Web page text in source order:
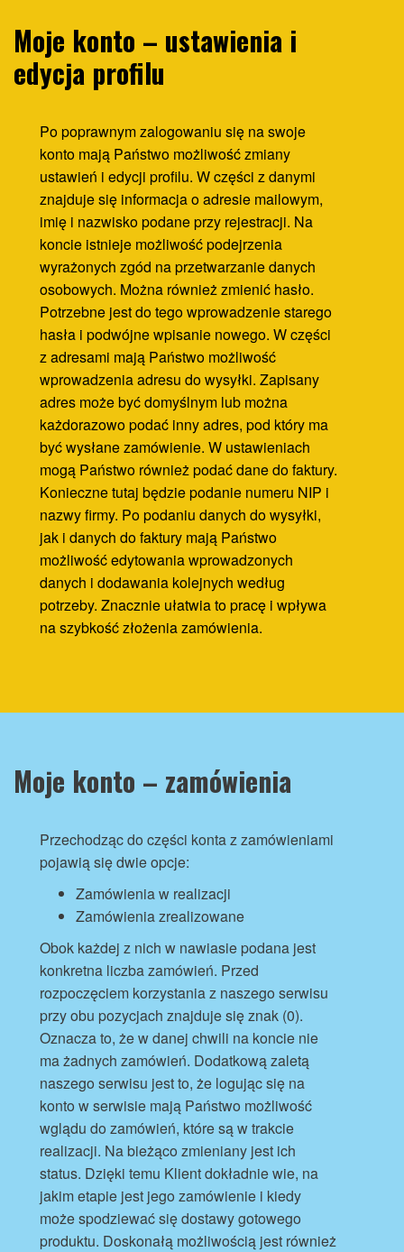
Moje konto – ustawienia i
edycja profilu
Po poprawnym zalogowaniu się na swoje
konto mają Państwo możliwość zmiany
ustawień i edycji profilu. W części z danymi
znajduje się informacja o adresie mailowym,
imię i nazwisko podane przy rejestracji. Na
koncie istnieje możliwość podejrzenia
wyrażonych zgód na przetwarzanie danych
osobowych. Można również zmienić hasło.
Potrzebne jest do tego wprowadzenie starego
hasła i podwójne wpisanie nowego. W części
z adresami mają Państwo możliwość
wprowadzenia adresu do wysyłki. Zapisany
adres może być domyślnym lub można
każdorazowo podać inny adres, pod który ma
być wysłane zamówienie. W ustawieniach
mogą Państwo również podać dane do faktury.
Konieczne tutaj będzie podanie numeru NIP i
nazwy firmy. Po podaniu danych do wysyłki,
jak i danych do faktury mają Państwo
możliwość edytowania wprowadzonych
danych i dodawania kolejnych według
potrzeby. Znacznie ułatwia to pracę i wpływa
na szybkość złożenia zamówienia.
Moje konto – zamówienia
Przechodząc do części konta z zamówieniami
pojawią się dwie opcje:
Zamówienia w realizacji
Zamówienia zrealizowane
Obok każdej z nich w nawiasie podana jest
konkretna liczba zamówień. Przed
rozpoczęciem korzystania z naszego serwisu
przy obu pozycjach znajduje się znak (0).
Oznacza to, że w danej chwili na koncie nie
ma żadnych zamówień. Dodatkową zaletą
naszego serwisu jest to, że logując się na
konto w serwisie mają Państwo możliwość
wglądu do zamówień, które są w trakcie
realizacji. Na bieżąco zmieniany jest ich
status. Dzięki temu Klient dokładnie wie, na
jakim etapie jest jego zamówienie i kiedy
może spodziewać się dostawy gotowego
produktu. Doskonałą możliwością jest również